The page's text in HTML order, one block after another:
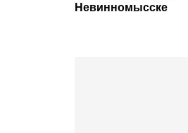
Невинномысске